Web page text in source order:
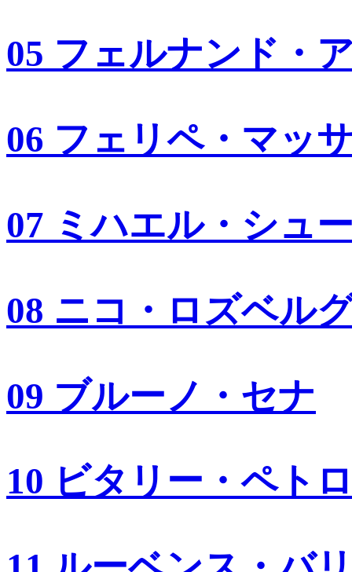
05 フェルナンド・
06 フェリペ・マッ
07 ミハエル・シュ
08 ニコ・ロズベル
09 ブルーノ・セナ
10 ビタリー・ペト